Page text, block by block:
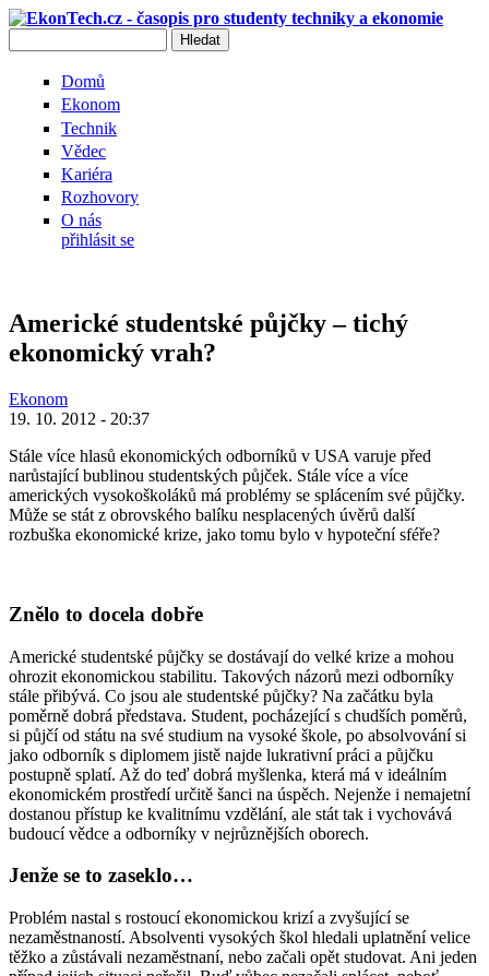
Přejít k hlavnímu obsahu
Domů
Ekonom
Technik
Vědec
Kariéra
Rozhovory
O nás
přihlásit se
Americké studentské půjčky – tichý
ekonomický vrah?
Ekonom
19. 10. 2012 - 20:37
Stále více hlasů ekonomických odborníků v USA varuje před
narůstající bublinou studentských půjček. Stále více a více
amerických vysokoškoláků má problémy se splácením své půjčky.
Může se stát z obrovského balíku nesplacených úvěrů další
rozbuška ekonomické krize, jako tomu bylo v hypoteční sféře?
Znělo to docela dobře
Americké studentské půjčky se dostávají do velké krize a mohou
ohrozit ekonomickou stabilitu. Takových názorů mezi odborníky
stále přibývá. Co jsou ale studentské půjčky? Na začátku byla
poměrně dobrá představa. Student, pocházející s chudších poměrů,
si půjčí od státu na své studium na vysoké škole, po absolvování si
jako odborník s diplomem jistě najde lukrativní práci a půjčku
postupně splatí. Až do teď dobrá myšlenka, která má v ideálním
ekonomickém prostředí určitě šanci na úspěch. Nejenže i nemajetní
dostanou přístup ke kvalitnímu vzdělání, ale stát tak i vychovává
budoucí vědce a odborníky v nejrůznějších oborech.
Jenže se to zaseklo…
Problém nastal s rostoucí ekonomickou krizí a zvyšující se
nezaměstnaností. Absolventi vysokých škol hledali uplatnění velice
těžko a zůstávali nezaměstnaní, nebo začali opět studovat. Ani jeden